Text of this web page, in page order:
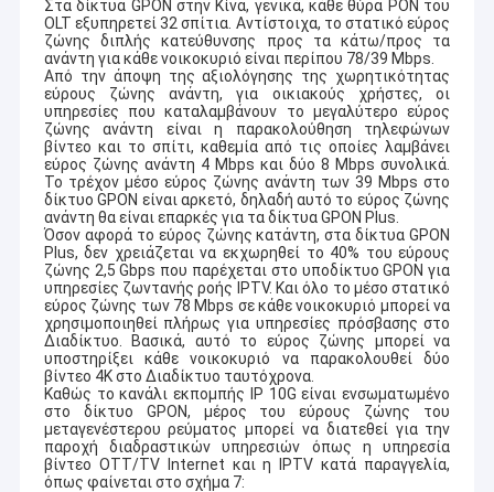
Στα δίκτυα GPON στην Κίνα, γενικά, κάθε θύρα PON του
OLT εξυπηρετεί 32 σπίτια. Αντίστοιχα, το στατικό εύρος
ζώνης διπλής κατεύθυνσης προς τα κάτω/προς τα
ανάντη για κάθε νοικοκυριό είναι περίπου 78/39 Mbps.
Από την άποψη της αξιολόγησης της χωρητικότητας
εύρους ζώνης ανάντη, για οικιακούς χρήστες, οι
υπηρεσίες που καταλαμβάνουν το μεγαλύτερο εύρος
ζώνης ανάντη είναι η παρακολούθηση τηλεφώνων
βίντεο και το σπίτι, καθεμία από τις οποίες λαμβάνει
εύρος ζώνης ανάντη 4 Mbps και δύο 8 Mbps συνολικά.
Το τρέχον μέσο εύρος ζώνης ανάντη των 39 Mbps στο
δίκτυο GPON είναι αρκετό, δηλαδή αυτό το εύρος ζώνης
ανάντη θα είναι επαρκές για τα δίκτυα GPON Plus.
Όσον αφορά το εύρος ζώνης κατάντη, στα δίκτυα GPON
Plus, δεν χρειάζεται να εκχωρηθεί το 40% του εύρους
ζώνης 2,5 Gbps που παρέχεται στο υποδίκτυο GPON για
υπηρεσίες ζωντανής ροής IPTV. Και όλο το μέσο στατικό
εύρος ζώνης των 78 Mbps σε κάθε νοικοκυριό μπορεί να
χρησιμοποιηθεί πλήρως για υπηρεσίες πρόσβασης στο
Διαδίκτυο. Βασικά, αυτό το εύρος ζώνης μπορεί να
υποστηρίξει κάθε νοικοκυριό να παρακολουθεί δύο
βίντεο 4K στο Διαδίκτυο ταυτόχρονα.
Καθώς το κανάλι εκπομπής IP 10G είναι ενσωματωμένο
στο δίκτυο GPON, μέρος του εύρους ζώνης του
μεταγενέστερου ρεύματος μπορεί να διατεθεί για την
παροχή διαδραστικών υπηρεσιών όπως η υπηρεσία
βίντεο OTT/TV Internet και η IPTV κατά παραγγελία,
όπως φαίνεται στο σχήμα 7: